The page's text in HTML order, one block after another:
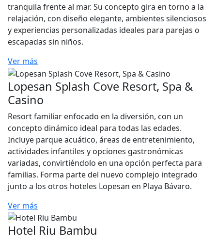
tranquila frente al mar. Su concepto gira en torno a la
relajación, con diseño elegante, ambientes silenciosos
y experiencias personalizadas ideales para parejas o
escapadas sin niños.
Ver más
Lopesan Splash Cove Resort, Spa &
Casino
Resort familiar enfocado en la diversión, con un
concepto dinámico ideal para todas las edades.
Incluye parque acuático, áreas de entretenimiento,
actividades infantiles y opciones gastronómicas
variadas, convirtiéndolo en una opción perfecta para
familias. Forma parte del nuevo complejo integrado
junto a los otros hoteles Lopesan en Playa Bávaro.
Ver más
Hotel Riu Bambu